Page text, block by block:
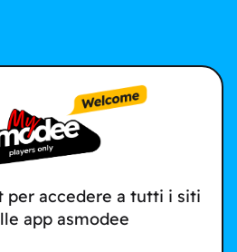
per accedere a tutti i siti
app asmodee